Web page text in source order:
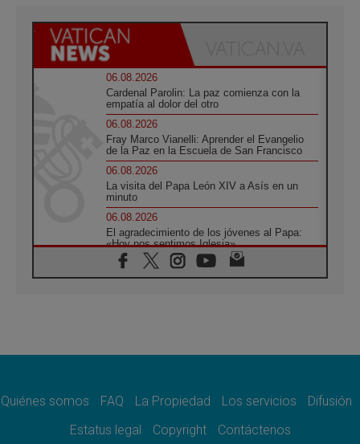
06.08.2026
Cardenal Parolin: La paz comienza con la
empatía al dolor del otro
06.08.2026
Fray Marco Vianelli: Aprender el Evangelio
de la Paz en la Escuela de San Francisco
06.08.2026
La visita del Papa León XIV a Asís en un
minuto
06.08.2026
El agradecimiento de los jóvenes al Papa:
«Hoy nos sentimos Iglesia»
06.08.2026
Líbano: Reanudan los coloquios en Roma en
paz
Sturla: La visita de León XIV será una buena
noticia para todo el Uruguay
Quiénes somos FAQ La Propiedad Los servicios
Difusión
Estatus legal
Copyright Contáctenos